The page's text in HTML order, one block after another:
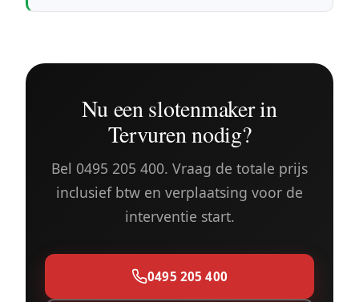
Nu een slotenmaker in
Tervuren nodig?
Bel 0495 205 400. Vraag de totale prijs
inclusief btw en verplaatsing voor de
interventie start.
0495 205 400